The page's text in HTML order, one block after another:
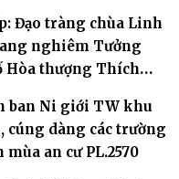
Đạo tràng chùa Linh
nghiêm Tưởng
Hòa thượng Thích
ban Ni giới TW khu
cúng dàng các trường
an cư PL.2570